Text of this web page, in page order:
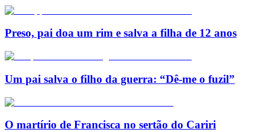
Preso, pai doa um rim e salva a filha de 12 anos
Um pai salva o filho da guerra: “Dê-me o fuzil”
O martírio de Francisca no sertão do Cariri